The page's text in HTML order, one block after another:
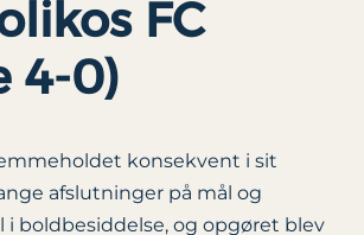
FC
4-0)
konsekvent i sit
afslutninger på mål og
i boldbesiddelse, og opgøret blev